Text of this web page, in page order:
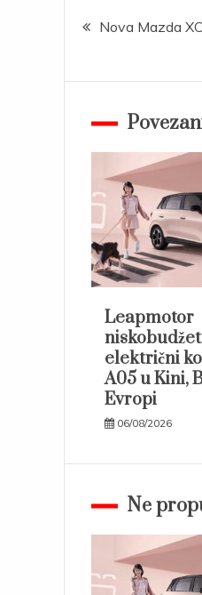
Post
Nova Mazda
Leapmotor
električni
A05 u Kini,
Evropi
06/08/2026
Ne